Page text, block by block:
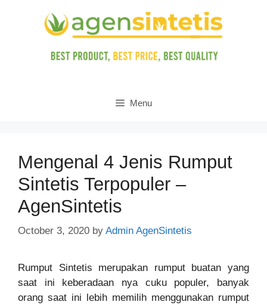
Menu
Mengenal 4 Jenis Rumput
Sintetis Terpopuler –
AgenSintetis
October 3, 2020 by Admin AgenSintetis
Rumput Sintetis merupakan rumput buatan yang
saat ini keberadaan nya cuku populer, banyak
orang saat ini lebih memilih menggunakan rumput